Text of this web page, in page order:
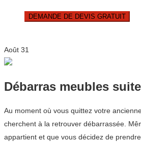
DEMANDE DE DEVIS GRATUIT
Août 31
Débarras meubles
Au moment où vous quittez votre
cherchent à la retrouver débarrassée.
appartient et que vous décidez de